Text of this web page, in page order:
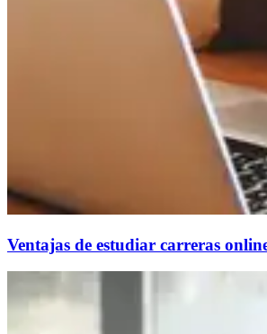
Ventajas de estudiar carreras